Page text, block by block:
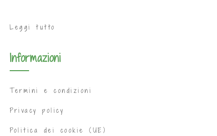
Leggi tutto
Informazioni
Termini e condizioni
Privacy policy
Politica dei cookie (UE)